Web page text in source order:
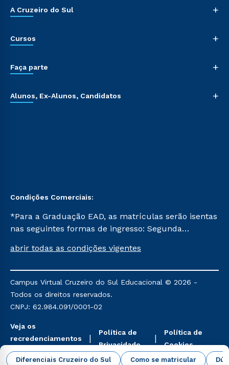
Diferenciais Cruzeiro do Sul Como se matricular
A Cruzeiro do Sul +
Cursos +
Faça parte +
Alunos, Ex-Alunos, Candidatos +
Condições Comerciais:
*Para a Graduação EAD, as matrículas serão isentas
nas seguintes formas de ingresso: Segunda
Já para as demais, a taxa de matrícula será de R$
mencionadas são referentes aos cursos: Ensino
Religioso, Geografia para a Docência e Metodologia
do Ensino de História: Questões Atuais.
abrir todas as condições vigentes
Campus Virtual Cruzeiro do Sul Educacional © 2026 -
Todos os direitos reservados.
CNPJ: 62.984.091/0001-02
Veja os
recredenciamentos
aqui
Política de
Privacidade
Política de
Cookies